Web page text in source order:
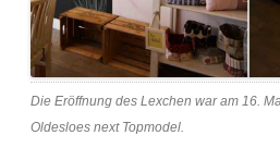
Die Eröffnung des Lexchen war am 16.
Oldesloes next Topmodel.